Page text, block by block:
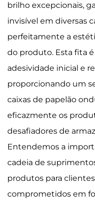
brilho excepcionais,
invisível em diversas
perfeitamente a
do produto. Esta fita
adesividade inicial e
proporcionando um
caixas de papelão
eficazmente os
desafiadores de
Entendemos a
cadeia de
produtos para
comprometidos em